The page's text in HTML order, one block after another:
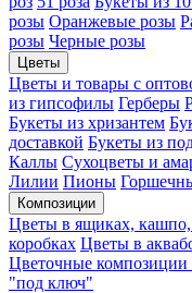
розы Оранжевые розы
розы Черные розы
Цветы
Цветы и товары с
из гипсофилы Герберы
Букеты из хризантем
доставкой Букеты из
Каллы Сухоцветы и
Лилии Пионы
Композиции
Цветы в ящиках, кашпо,
коробках Цветы в
Цветочные композиции
"под ключ"